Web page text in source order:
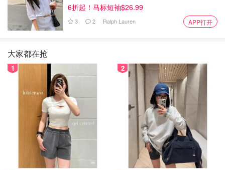
6折起！马标短袖$26.99
3 2 Ralph Lauren APP打开
大家都在抢
1 2